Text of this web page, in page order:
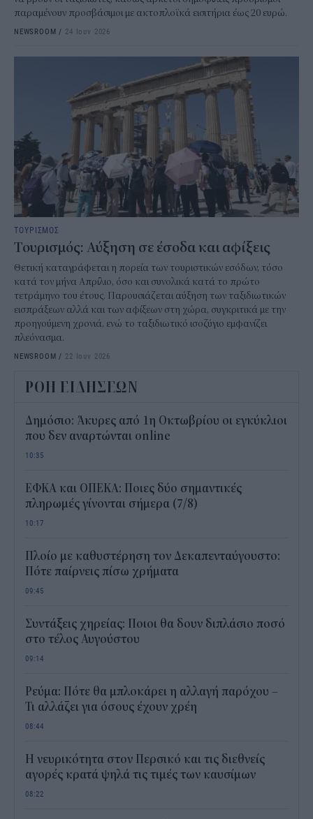
παραμένουν προσβάσιμοι με ακτοπλοϊκά εισιτήρια έως 20 ευρώ.
NEWSROOM / 24 Ιουν 2026
ΤΟΥΡΙΣΜΟΣ
Τουρισμός: Αύξηση σε έσοδα και αφίξεις
Θετική καταγράφεται η πορεία των τουριστικών εσόδων, τόσο
κατά τον μήνα Απρίλιο, όσο και συνολικά κατά το πρώτο
τετράμηνο του έτους. Παρουσιάζεται αύξηση των ταξιδιωτικών
εισπράξεων αλλά και των αφίξεων στη χώρα, συγκριτικά με την
προηγούμενη χρονιά, ενώ το ταξιδιωτικό ισοζύγιο εμφανίζει
πλεόνασμα.
NEWSROOM / 22 Ιουν 2026
ΡΟΗ ΕΙΔΗΣΕΩΝ
Δημόσιο: Άκυρες από 1η Οκτωβρίου οι εγκύκλιοι
που δεν αναρτώνται online
10:35
ΕΦΚΑ και ΟΠΕΚΑ: Ποιες δύο σημαντικές
πληρωμές γίνονται σήμερα (7/8)
10:17
Πλοίο με καθυστέρηση τον Δεκαπενταύγουστο:
Πότε παίρνεις πίσω χρήματα
09:45
Συντάξεις χηρείας: Ποιοι θα δουν διπλάσιο ποσό
στο τέλος Αυγούστου
09:14
Ρεύμα: Πότε θα μπλοκάρει η αλλαγή παρόχου –
Τι αλλάζει για όσους έχουν χρέη
08:44
Η νευρικότητα στον Περσικό και τις διεθνείς
αγορές κρατά ψηλά τις τιμές των καυσίμων
08:22